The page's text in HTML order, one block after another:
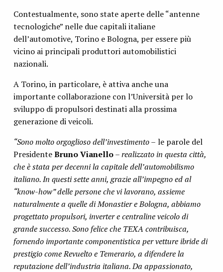
Contestualmente, sono state aperte delle “antenne
tecnologiche” nelle due capitali italiane
dell’automotive, Torino e Bologna, per essere più
vicino ai principali produttori automobilistici
nazionali.
A Torino, in particolare, è attiva anche una
importante collaborazione con l’Università per lo
sviluppo di propulsori destinati alla prossima
generazione di veicoli.
“Sono molto orgoglioso dell’investimento – le parole del
PresidenteBruno Vianello– realizzato in questa città,
che è stata per decenni la capitale dell’automobilismo
italiano. In questi sette anni, grazie all’impegno ed al
“know-how” delle persone che vi lavorano, assieme
naturalmente a quelle di Monastier e Bologna, abbiamo
progettato propulsori, inverter e centraline veicolo di
grande successo. Sono felice che TEXA contribuisca,
fornendo importante componentistica per vetture ibride di
prestigio come Revuelto e Temerario, a difendere la
reputazione dell’industria italiana. Da appassionato,